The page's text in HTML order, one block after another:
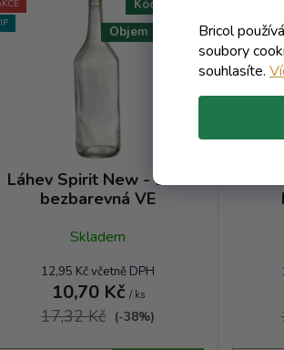
Bricol
soubory
souhlasíte.
Láhev Spirit New - 1.00
bezbarevná VE
Skladem
12,95 Kč včetně DPH
10,70 Kč / ks
17,32 Kč (-38%)
Objem 1000 ml
Kód: